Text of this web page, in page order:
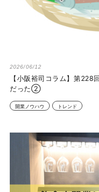
2026/06/12
【小阪裕司コラム】第228
だった②
開業ノウハウ トレンド